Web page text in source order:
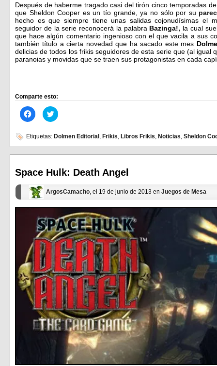
Después de haberme tragado casi del tirón cinco temporadas
que Sheldon Cooper es un tío grande, ya no sólo por su
hecho es que siempre tiene unas salidas cojonudísimas el
seguidor de la serie reconocerá la palabra Bazinga!, la cual
que hace algún comentario ingenioso con el que vacila a sus
también título a cierta novedad que ha sacado este mes
delicias de todos los frikis seguidores de esta serie que (al igual
paranoias y movidas que se traen sus protagonistas en cada
Comparte esto:
Haz
clic
en
Facebook
(Se
abre
ventana
nueva)
Haz
clic
en
(Se
abre
ventana
nueva)
Etiquetas: Dolmen Editorial , Frikis, Libros Frikis, Noticias, Sheldon
Space Hulk: Death Angel
ArgosCamacho, el 19 de junio de 2013 en Juegos de Mesa